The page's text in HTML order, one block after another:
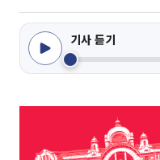
기사 듣기